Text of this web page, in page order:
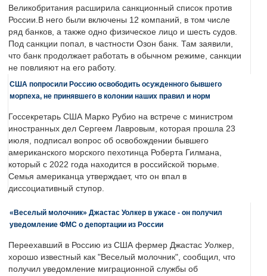
Великобритания расширила санкционный список против
России.В него были включены 12 компаний, в том числе
ряд банков, а также одно физическое лицо и шесть судов.
Под санкции попал, в частности Озон банк. Там заявили,
что банк продолжает работать в обычном режиме, санкции
не повлияют на его работу.
США попросили Россию освободить осужденного бывшего
морпеха, не принявшего в колонии наших правил и норм
Госсекретарь США Марко Рубио на встрече с министром
иностранных дел Сергеем Лавровым, которая прошла 23
июля, подписал вопрос об освобождении бывшего
американского морского пехотинца Роберта Гилмана,
который с 2022 года находится в российской тюрьме.
Семья американца утверждает, что он впал в
диссоциативный ступор.
«Веселый молочник» Джастас Уолкер в ужасе - он получил
уведомление ФМС о депортации из России
Переехавший в Россию из США фермер Джастас Уолкер,
хорошо известный как "Веселый молочник", сообщил, что
получил уведомление миграционной службы об